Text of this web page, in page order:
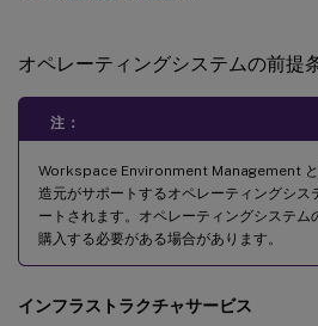
オペレーティングシステムの前提
注：
Workspace Environment Management と
造元がサポートするオペレーティングシス
ートされます。オペレーティングシステム
購入する必要がある場合があります。
インフラストラクチャサービス